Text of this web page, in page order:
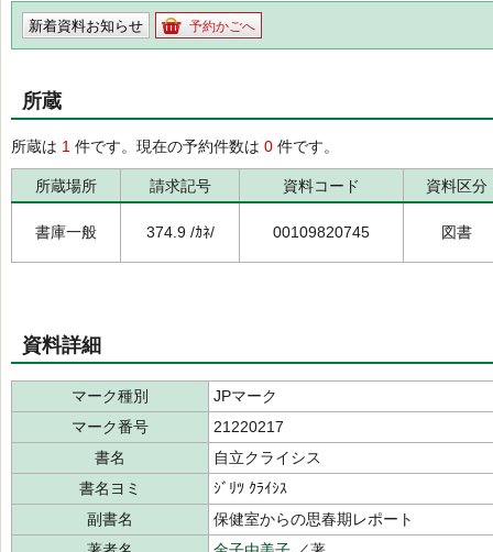
新着資料お知らせ 予約かごへ
所蔵
所蔵は 1 件です。現在の予約件数は 0 件です。
所蔵場所 請求記号 資料コード 資料区分
書庫一般 374.9 /ｶﾈ/ 00109820745 図書
資料詳細
マーク種別
JPマーク
マーク番号
21220217
書名
自立クライシス
書名ヨミ
ｼﾞﾘﾂ ｸﾗｲｼｽ
副書名
保健室からの思春期レポート